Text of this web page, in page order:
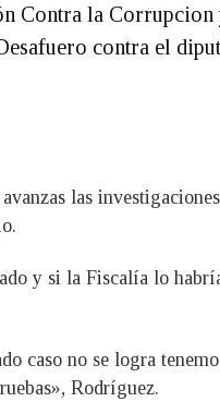
Contra la Corrupcion
contra el
las
y si la Fiscalía lo
caso no se logra
Rodríguez.